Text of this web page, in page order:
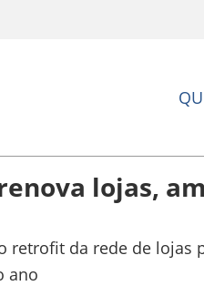
lojas,
da rede de lojas
ano